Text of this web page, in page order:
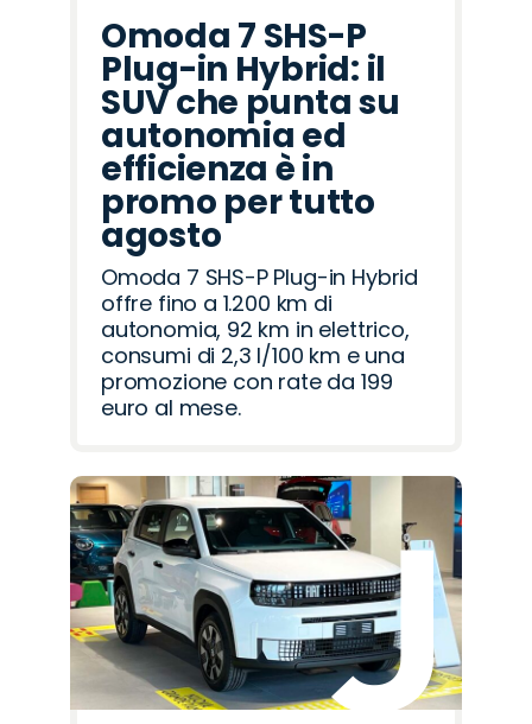
Omoda 7 SHS-P
Plug-in Hybrid: il
SUV che punta su
autonomia ed
efficienza è in
promo per tutto
agosto
Omoda 7 SHS-P Plug-in Hybrid
offre fino a 1.200 km di
autonomia, 92 km in elettrico,
consumi di 2,3 l/100 km e una
promozione con rate da 199
euro al mese.